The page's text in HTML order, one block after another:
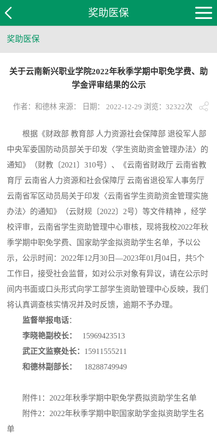
奖助医保
奖助医保
关于云南新兴职业学院2022年秋季学期中职免学费、助
学金评审结果的公示
作者：和德林 来源： 日期： 2022-12-29 浏览： 32322次
根据《财政部 教育部 人力资源社会保障部 退役军人部
中央军委国防动员部关于印发〈学生资助资金管理办法〉的
通知》（财教〔2021〕310号）、《云南省财政厅 云南省教
育厅 云南省人力资源和社会保障厅 云南省退役军人事务厅
云南省军区动员局关于印发〈云南省学生资助资金管理实施
办法〉的通知》（云财规〔2022〕2号）等文件精神 ，经学
校评审，云南省学生资助管理中心审核，现将我校2022年秋
季学期中职免学费、国家助学金拟资助学生名单，予以公
示，公示时间：2022年12月30日—2023年01月04日，共5个
工作日，接受社会监督，如对公示对象有异议，请在公示时
间内书面或口头形式向学工部学生资助管理中心反映，我们
将认真调查核实情况并及时反馈，逾期不予办理。
监督举报电话：
李晓艳副校长：
15969423513
武正文监察处长： 15911555211
和德林副部长：
18288749949
附件1：2022年秋季学期中职免学费拟资助学生名单
附件2：2022年秋季学期中职国家助学金拟资助学生名
单